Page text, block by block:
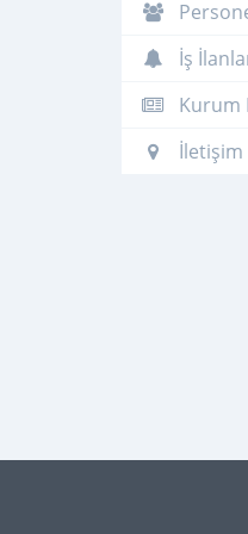
İş
Kurum
İletişim